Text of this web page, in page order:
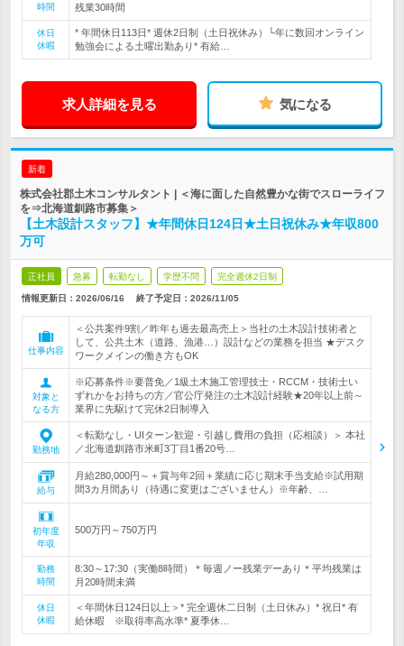
時間 残業30時間
休日
休暇
* 年間休日113日* 週休2日制（土日祝休み）└年に数回オンライン
勉強会による土曜出勤あり* 有給…
求人詳細を見る 気になる
新着
株式会社郡土木コンサルタント | ＜海に面した自然豊かな街でスローライフ
を⇒北海道釧路市募集＞
【土木設計スタッフ】★年間休日124日★土日祝休み★年収800
万可
正社員 急募 転勤なし 学歴不問 完全週休2日制
情報更新日：2026/06/16 終了予定日： 2026/11/05
仕事内容
＜公共案件9割／昨年も過去最高売上＞当社の土木設計技術者と
して、公共土木（道路、漁港…）設計などの業務を担当 ★デスク
ワークメインの働き方もOK
対象と
なる方
※応募条件※要普免／1級土木施工管理技士・RCCM・技術士い
ずれかをお持ちの方／官公庁発注の土木設計経験★20年以上前～
業界に先駆けて完休2日制導入
勤務地
＜転勤なし・UIターン歓迎・引越し費用の負担（応相談）＞ 本社
／北海道釧路市米町3丁目1番20号…
給与
月給280,000円～＋賞与年2回＋業績に応じ期末手当支給※試用期
間3カ月間あり（待遇に変更はございません）※年齢、…
初年度
年収
500万円～750万円
勤務
時間
8:30～17:30（実働8時間）＊毎週ノー残業デーあり＊平均残業は
月20時間未満
休日
休暇
＜年間休日124日以上＞* 完全週休二日制（土日休み）* 祝日* 有
給休暇 ※取得率高水準* 夏季休…